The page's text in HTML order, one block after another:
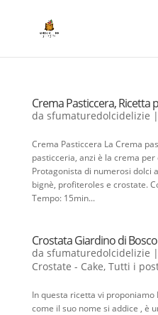
Crema Pasticcera, Ricetta
da sfumaturedolcidelizie |
Crema Pasticcera La Crema
pasticceria, anzi è la crema
Protagonista di numerosi dolci
bignè, profiteroles e crostate.
Tempo: 15min...
Crostata Giardino di
da sfumaturedolcidelizie |
Crostate - Cake, Tutti i
In questa ricetta vi proponiamo
come il suo nome si addice , è